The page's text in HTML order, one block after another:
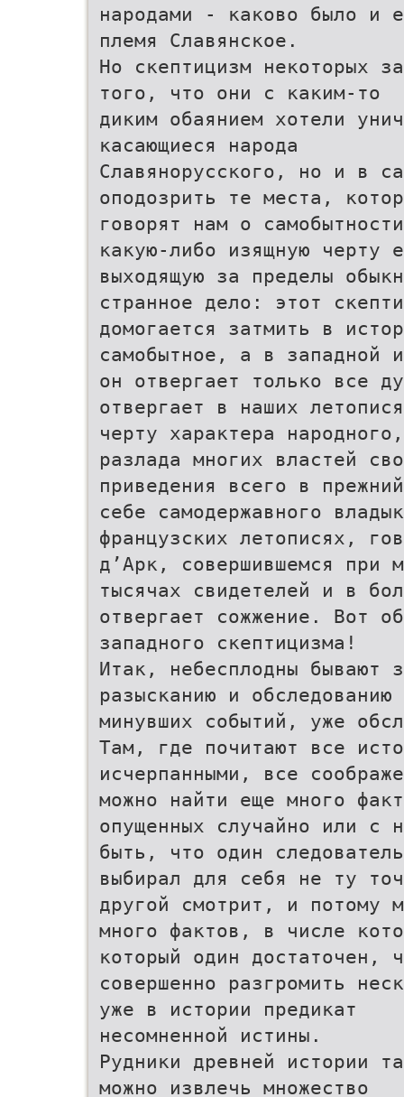
народами - каково было и
племя Славянское.
Но скептицизм некоторых
того, что они с каким-то
диким обаянием хотели
касающиеся народа
Славянорусского, но и в
оподозрить те места,
говорят нам о
какую-либо изящную черту
выходящую за пределы
странное дело: этот
домогается затмить в
самобытное, а в западной
он отвергает только все
отвергает в наших
черту характера
разлада многих властей
приведения всего в
себе самодержавного
французских летописях,
д’Арк, совершившемся при
тысячах свидетелей и в
отвергает сожжение. Вот
западного скептицизма!
Итак, небесплодны бывают
разысканию и обследованию
минувших событий, уже
Там, где почитают все
исчерпанными, все
можно найти еще много
опущенных случайно или с
быть, что один следователь
выбирал для себя не ту
другой смотрит, и потому
много фактов, в числе
который один достаточен,
совершенно разгромить
уже в истории предикат
несомненной истины.
Рудники древней истории
можно извлечь множество